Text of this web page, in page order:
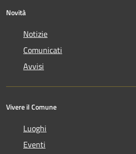
Novità
Notizie
Comunicati
Avvisi
Vivere il Comune
Luoghi
Eventi